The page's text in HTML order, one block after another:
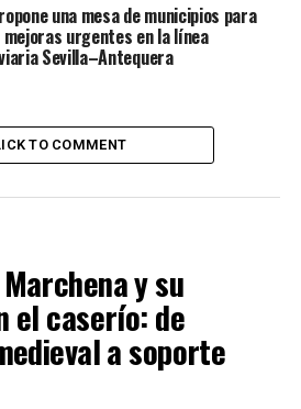
una mesa de municipios para
urgentes en la línea
Sevilla–Antequera
TO COMMENT
y su
el caserío: de
a soporte